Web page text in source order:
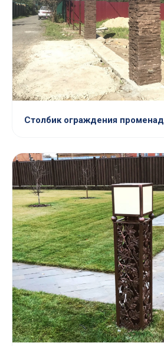
Столбик ограждения променад